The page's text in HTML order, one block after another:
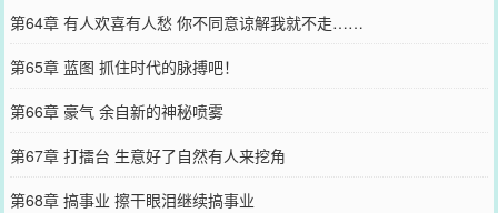
第64章 有人欢喜有人愁 你不同意谅解我就不走……
第65章 蓝图 抓住时代的脉搏吧！
第66章 豪气 余自新的神秘喷雾
第67章 打擂台 生意好了自然有人来挖角
第68章 搞事业 擦干眼泪继续搞事业